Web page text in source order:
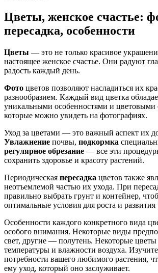
Цветы, женское счастье:
пересадка, особенности
Цветы — это не только красивое
настоящее женское счастье. Они радуют
радость каждый день.
Фото цветов позволяют насладиться их
разнообразием. Каждый вид цветка
уникальными особенностями и цветовыми
которые можно увидеть на фотографиях.
Уход за цветами — это важный аспект их
Увлажнение почвы, подкормка
регулярное обрезание — все эти
сохранить здоровье и красоту растений.
Периодическая пересадка цветов также
неотъемлемой частью их ухода. При
правильно выбрать грунт и контейнер,
оптимальные условия для роста и развития
Особенности каждого конкретного вида
особого внимания. Некоторые виды
свет, другие — полутень. Некоторые цветы
температуры и влажности воздуха.
потребности вашего любимого растения,
ему уход, который оно заслуживает.